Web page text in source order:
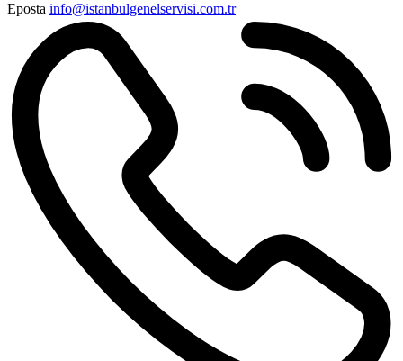
Eposta info@istanbulgenelservisi.com.tr